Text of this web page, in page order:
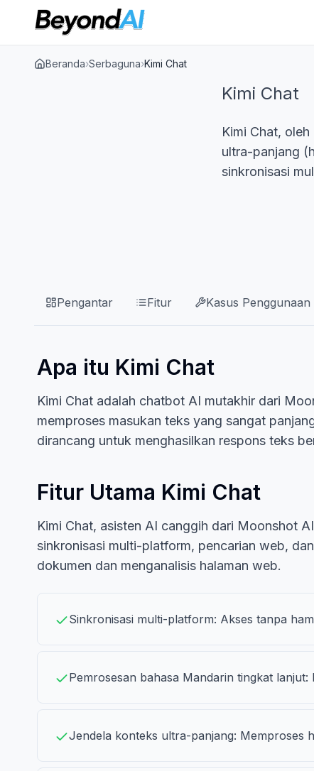
Beranda›Serbaguna›Kimi Chat
Kimi Chat
Kimi Chat,
ultra-panjang
sinkronisasi
Pengantar Fitur Kasus Penggunaan
Apa itu Kimi Chat
Kimi Chat adalah chatbot AI mutakhir dari
memproses masukan teks yang sangat
dirancang untuk menghasilkan respons teks
Fitur Utama Kimi Chat
Kimi Chat, asisten AI canggih dari Moonshot
sinkronisasi multi-platform, pencarian web,
dokumen dan menganalisis halaman web.
Sinkronisasi multi-platform: Akses tanpa
Pemrosesan bahasa Mandarin tingkat
Jendela konteks ultra-panjang: Memproses